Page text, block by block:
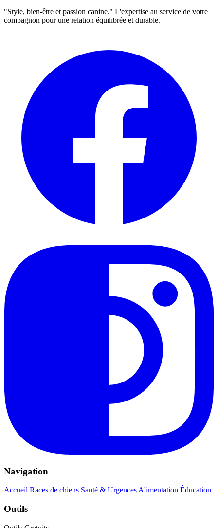
"Style, bien-être et passion canine." L'expertise au service de votre
compagnon pour une relation équilibrée et durable.
Navigation
Accueil Races de chiens Santé & UrgencesAlimentation Éducation
Outils